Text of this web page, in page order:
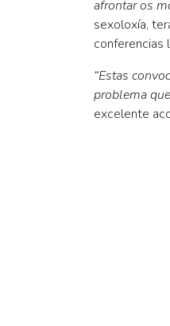
afrontar os
sexoloxía,
conferencias
“Estas
problema
excelente